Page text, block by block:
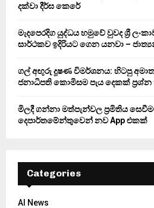
දක්වා දීර්ඝ කෙරේ
මැදපෙරදිග යුද්ධය හමුවේ වුවද ශ්‍රී
සාර්ථකව ඉදිරියට ගෙන යනවා –
ගල් අඟුරු දූෂණ විමර්ශනය: හිටපු
ජනාධිපති කොමිසම පැය දෙකක්
මිලදී ගන්නා මත්පැන්වල ප්‍රමිතිය
දෙපාර්තමේන්තුවෙන් නව App එකක්
Categories
AI News